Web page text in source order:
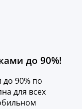
до 90%!
до 90% по
для всех